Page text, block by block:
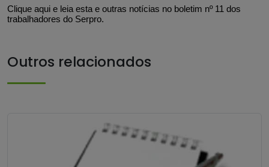
Clique aqui e leia esta e outras notícias no boletim nº 11 dos
trabalhadores do Serpro.
Outros relacionados